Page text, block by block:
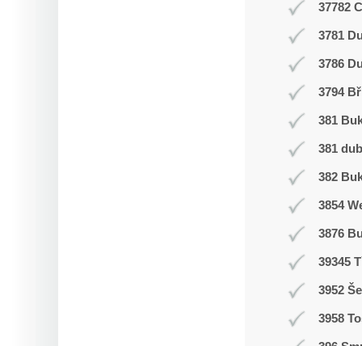
37782
3781
3786
3794
381
381 dub
382
3854
3876
39345
3952
3958